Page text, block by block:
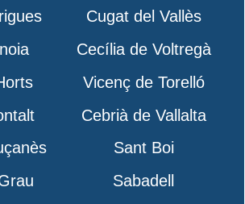
Cugat del Vallès
Cecília de Voltregà
Vicenç de Torelló
Cebrià de Vallalta
Sant Boi
Sabadell